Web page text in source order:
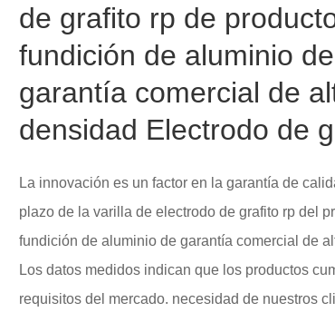
de grafito rp de
fundición de aluminio de
garantía comercial de
densidad Electrodo de
La innovación es un factor en la garantía de
plazo de la varilla de electrodo de grafito rp del
fundición de aluminio de garantía comercial de
Los datos medidos indican que los productos
requisitos del mercado. necesidad de nuestros